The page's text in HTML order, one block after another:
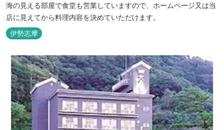
海の見える部屋で食堂も営業していますので、ホームページ又は当
店に見えてから料理内容を決めていただけます。
伊勢志摩